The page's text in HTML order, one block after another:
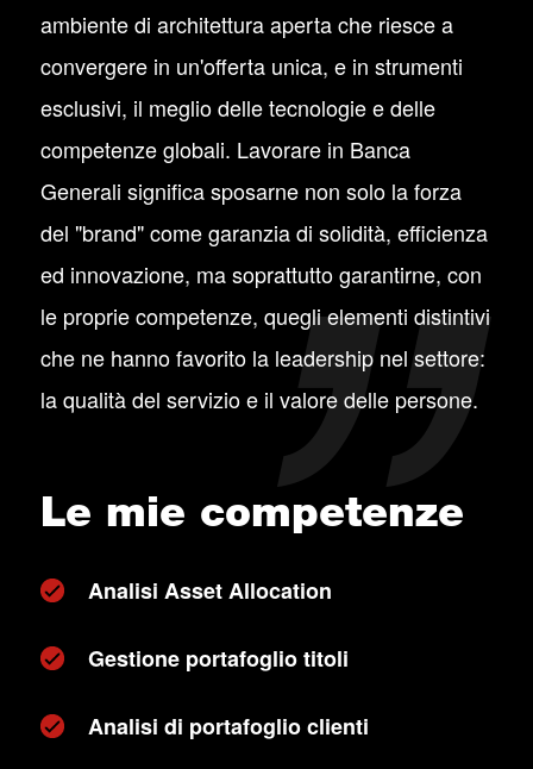
ambiente di architettura aperta che riesce a
convergere in un'offerta unica, e in strumenti
esclusivi, il meglio delle tecnologie e delle
competenze globali. Lavorare in Banca
Generali significa sposarne non solo la forza
del "brand" come garanzia di solidità, efficienza
ed innovazione, ma soprattutto garantirne, con
le proprie competenze, quegli elementi distintivi
che ne hanno favorito la leadership nel settore:
la qualità del servizio e il valore delle persone.
Le mie competenze
Analisi Asset Allocation
Gestione portafoglio titoli
Analisi di portafoglio clienti